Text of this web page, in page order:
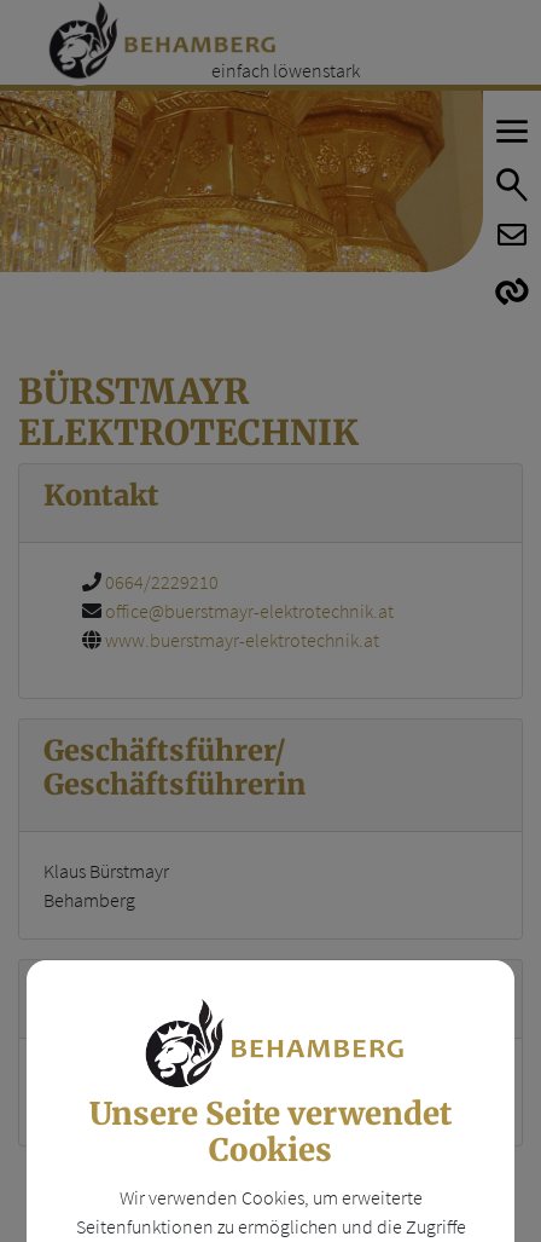
einfach löwenstark
BÜRSTMAYR
ELEKTROTECHNIK
Kontakt
0664/2229210
office@buerstmayr-elektrotechnik.at
www.buerstmayr-elektrotechnik.at
Geschäftsführer/
Geschäftsführerin
Klaus Bürstmayr
Behamberg
4441 Behamberg
Unsere Seite verwendet
Cookies
Wir verwenden Cookies, um erweiterte
Seitenfunktionen zu ermöglichen und die Zugriffe